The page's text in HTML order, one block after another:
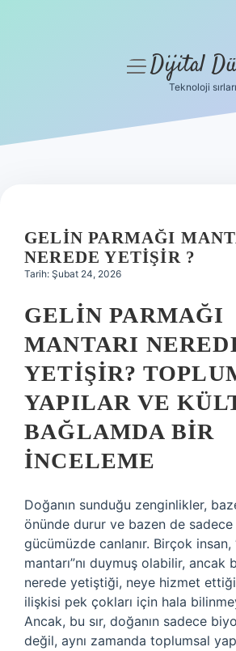
Hakkımızda
menüyüDijital
Teknoloji
GELIN PARMAĞI
NEREDE YETIŞIR ?
Tarih: Şubat 24, 2026
GELIN PARMAĞI
MANTARI
YETIŞIR?
YAPILAR VE
BAĞLAMDA BIR
İNCELEME
Doğanın sunduğu zenginlikler,
önünde durur ve bazen de sadece
gücümüzde canlanır. Birçok insan,
mantarı”nı duymuş olabilir, ancak
nerede yetiştiği, neye hizmet
ilişkisi pek çokları için hala
Ancak, bu sır, doğanın sadece
değil, aynı zamanda toplumsal